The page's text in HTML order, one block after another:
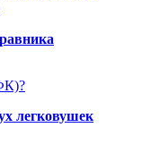
легковушек